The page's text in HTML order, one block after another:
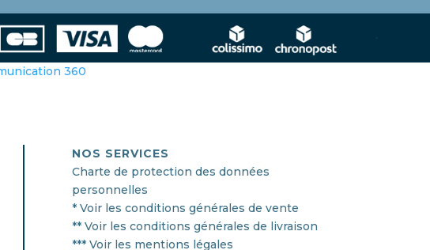
360
NOS SERVICES
Charte de protection des données
personnelles
* Voir les conditions générales de vente
** Voir les conditions générales de livraison
*** Voir les mentions légales